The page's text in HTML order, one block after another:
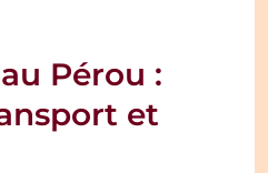
Pérou :
et